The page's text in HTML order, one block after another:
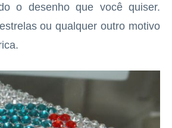
o desenho que você quiser.
ou qualquer outro motivo